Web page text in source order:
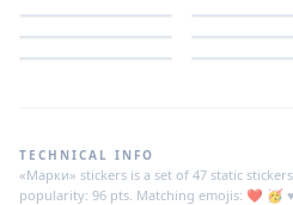
TECHNICAL INFO
«Марки» stickers is a set of 47 static
popularity: 96 pts. Matching emojis: ❤️